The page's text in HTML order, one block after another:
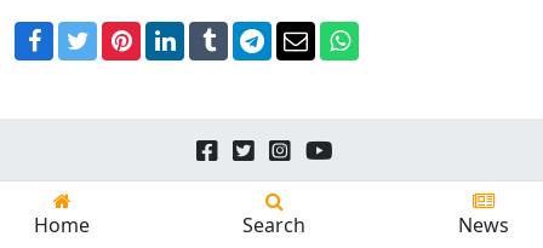
Facebook
TwitterPinterest
LinkedIn
TumblrTelegram
EmailWhatsApp
24news.id
Home Search News